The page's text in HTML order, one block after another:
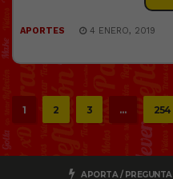
APORTES 4 ENERO, 2019
1 2 3 … 254
APORTA / PREGUNTA